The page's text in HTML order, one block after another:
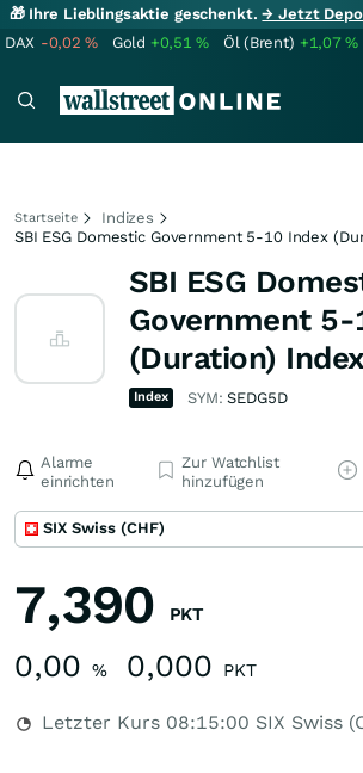
🎁 Ihre Lieblingsaktie geschenkt.→ Jetzt
DAX -0,02% Gold +0,51% Öl (Brent) +1,07%
Startseite
Indizes
SBI ESG Domestic Government 5-10 Index
SBI ESG
Government 5-
(Duration) Index
Index SYM:SEDG5D
Alarme
einrichten
Zur Watchlist
hinzufügen
SIX Swiss (CHF)
7,390 PKT
0,00 % 0,000 PKT
Letzter Kurs 08:15:00 SIX Swiss